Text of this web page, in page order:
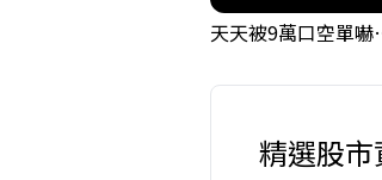
天天被9萬口空單嚇
精選股